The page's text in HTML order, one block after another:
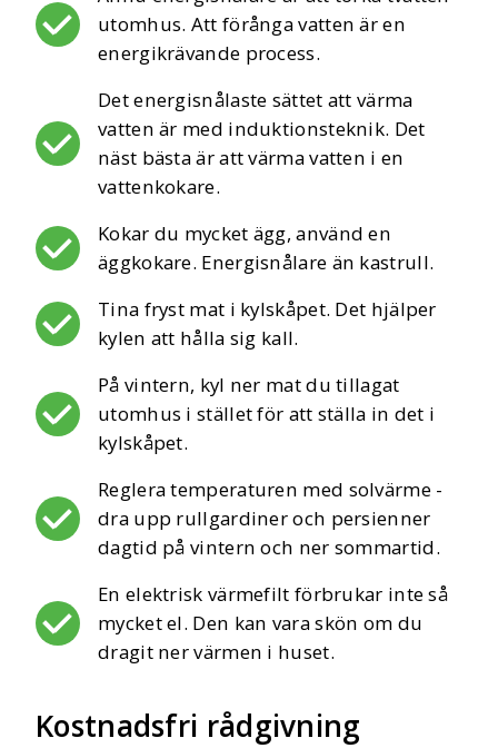
utomhus. Att förånga vatten är en
energikrävande process.
Det energisnålaste sättet att värma
vatten är med induktionsteknik. Det
näst bästa är att värma vatten i en
vattenkokare.
Kokar du mycket ägg, använd en
äggkokare. Energisnålare än kastrull.
Tina fryst mat i kylskåpet. Det hjälper
kylen att hålla sig kall.
På vintern, kyl ner mat du tillagat
utomhus i stället för att ställa in det i
kylskåpet.
Reglera temperaturen med solvärme -
dra upp rullgardiner och persienner
dagtid på vintern och ner sommartid.
En elektrisk värmefilt förbrukar inte så
mycket el. Den kan vara skön om du
dragit ner värmen i huset.
Kostnadsfri rådgivning